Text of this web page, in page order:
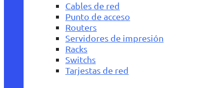
Cables de red
Punto de acceso
Routers
Servidores de impresión
Racks
Switchs
Tarjestas de red